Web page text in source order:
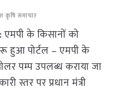
कृषि समाचार
के किसानों को
हुआ पोर्टल – एमपी के
पम्प उपलब्ध कराया जा
स्तर पर प्रधान मंत्री